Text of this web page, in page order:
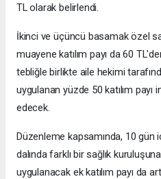
TL olarak belirlendi.
İkinci ve üçüncü basamak özel
muayene katılım payı da 60
tebliğle birlikte aile hekimi
uygulanan yüzde 50 katılım
edecek.
Düzenleme kapsamında, 10 gün
dalında farklı bir sağlık
uygulanacak ek katılım payı da